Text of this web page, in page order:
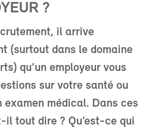
?
il arrive
(surtout dans le domaine
qu’un employeur vous
sur votre santé ou
examen médical. Dans ces
tout dire ? Qu’est-ce qui